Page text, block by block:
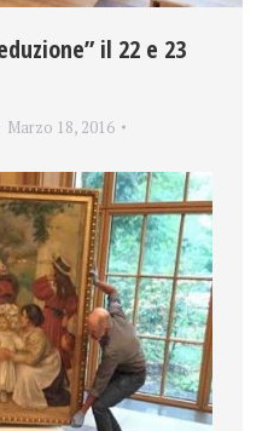
il 22 e 23
Marzo 18, 2016